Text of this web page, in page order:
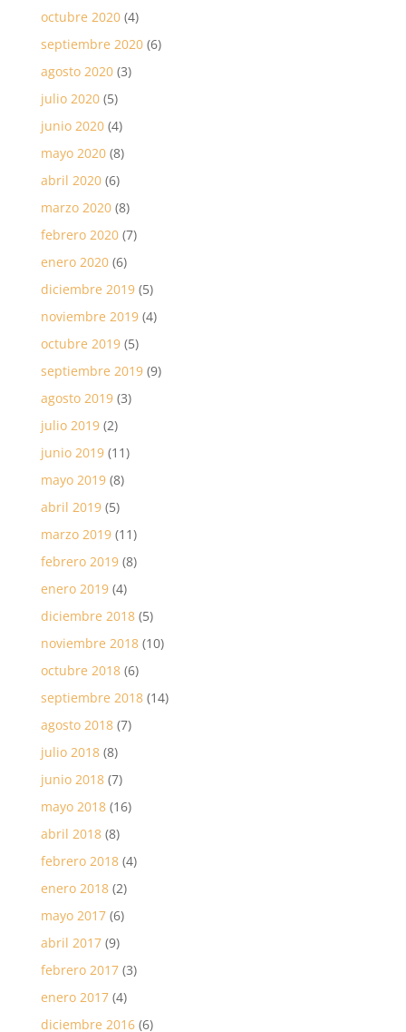
octubre 2020(4)
septiembre 2020(6)
agosto 2020(3)
julio 2020(5)
junio 2020(4)
mayo 2020(8)
abril 2020(6)
marzo 2020(8)
febrero 2020(7)
enero 2020(6)
diciembre 2019(5)
noviembre 2019(4)
octubre 2019(5)
septiembre 2019(9)
agosto 2019(3)
julio 2019(2)
junio 2019(11)
mayo 2019(8)
abril 2019(5)
marzo 2019(11)
febrero 2019(8)
enero 2019(4)
diciembre 2018(5)
noviembre 2018(10)
octubre 2018(6)
septiembre 2018(14)
agosto 2018(7)
julio 2018(8)
junio 2018(7)
mayo 2018(16)
abril 2018(8)
febrero 2018(4)
enero 2018(2)
mayo 2017(6)
abril 2017(9)
febrero 2017(3)
enero 2017(4)
diciembre 2016(6)